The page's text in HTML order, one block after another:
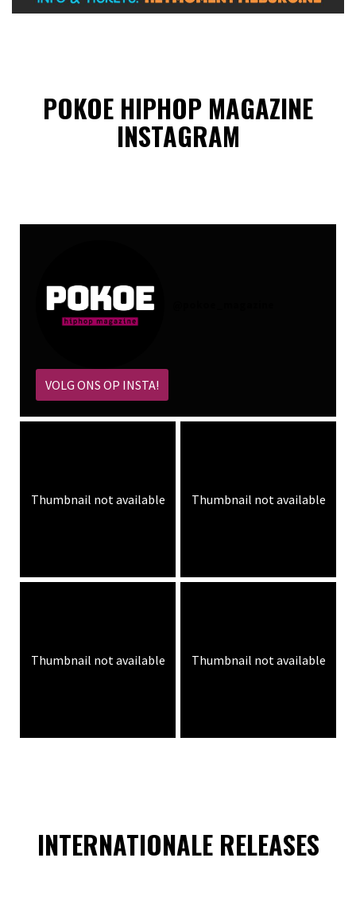
POKOE HIPHOP MAGAZINE
INSTAGRAM
VOLG ONS OP INSTA!
Thumbnail not available Thumbnail not available
Thumbnail not available Thumbnail not available
INTERNATIONALE RELEASES